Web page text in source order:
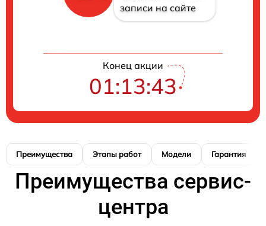
записи на сайте
Конец акции
01:13:42
Преимущества Этапы работ Модели Гарантия
Преимущества сервис-
центра